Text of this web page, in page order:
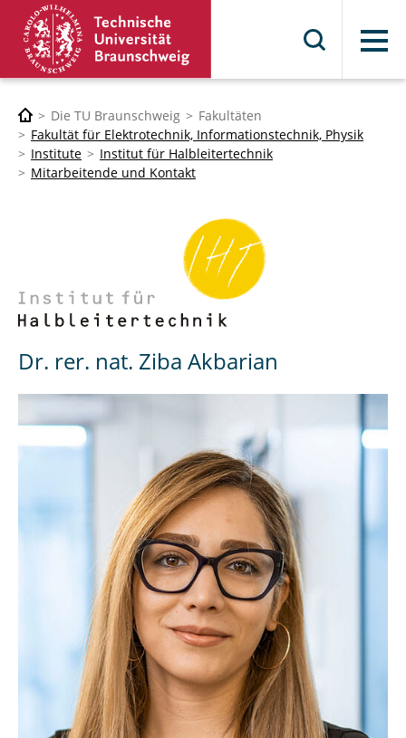
Menü
Die TU Braunschweig
Fakultäten
Fakultät für Elektrotechnik, Informationstechnik, Physik
Institute
Institut für Halbleitertechnik
Mitarbeitende und Kontakt
Dr. rer. nat. Ziba Akbarian